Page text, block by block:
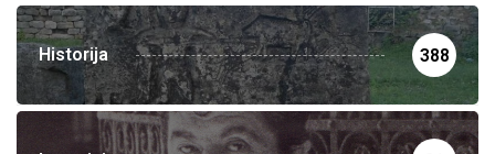
Historija 388